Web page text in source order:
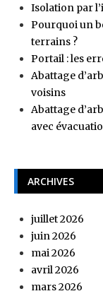
Isolation par
Pourquoi un
terrains ?
Portail : les
Abattage
voisins
Abattage
avec
ARCHIVES
juillet 2026
juin 2026
mai 2026
avril 2026
mars 2026